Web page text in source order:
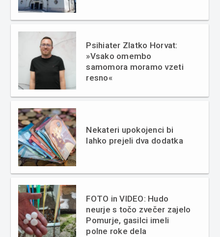
Psihiater Zlatko Horvat:
»Vsako omembo
samomora moramo vzeti
resno«
Nekateri upokojenci bi
lahko prejeli dva dodatka
FOTO in VIDEO: Hudo
neurje s točo zvečer zajelo
Pomurje, gasilci imeli
polne roke dela